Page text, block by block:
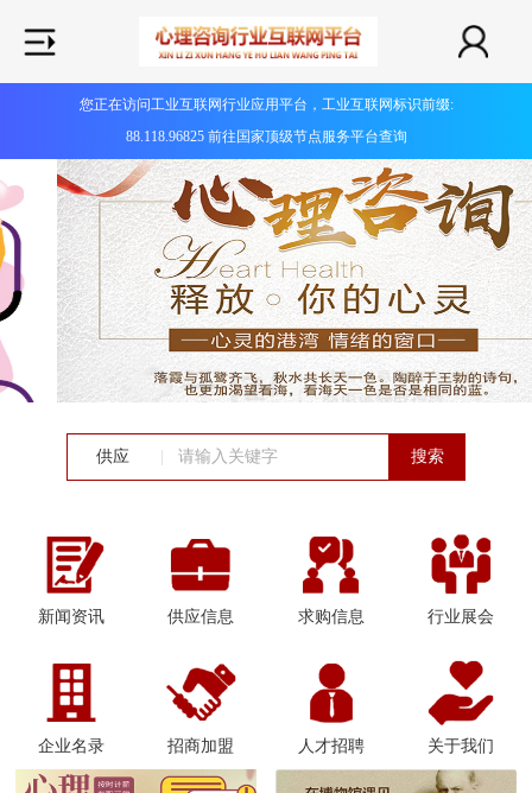
您正在访问工业互联网行业应用平台，工业互联网标识前缀:
88.118.96825 前往国家顶级节点服务平台查询
供应 搜索
新闻资讯 供应信息 求购信息 行业展会
企业名录 招商加盟 人才招聘 关于我们